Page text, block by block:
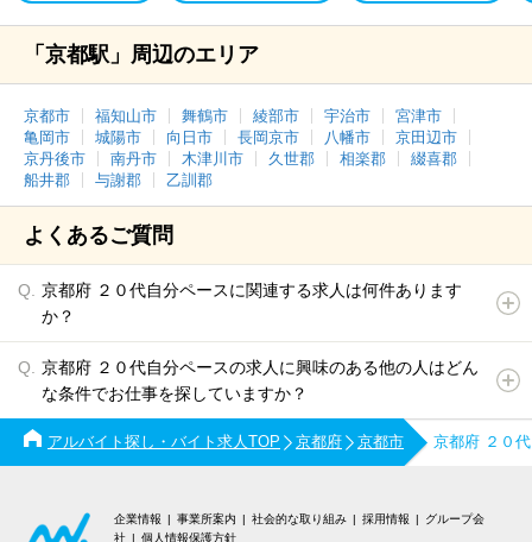
「京都駅」周辺のエリア
京都市 福知山市 舞鶴市 綾部市 宇治市
宮津市
亀岡市
城陽市 向日市 長岡京市 八幡市
京田辺市
京丹後市
南丹市 木津川市 久世郡 相楽郡
綴喜郡
船井郡
与謝郡 乙訓郡
よくあるご質問
京都府 ２０代自分ペースに関連する求人は何件あります
か？
京都府 ２０代自分ペースの求人に興味のある他の人はどん
な条件でお仕事を探していますか？
アルバイト探し・バイト求人TOP 京都府 京都市 京都府 ２０
企業情報 事業所案内 社会的な取り組み 採用情報
グループ会
社
個人情報保護方針